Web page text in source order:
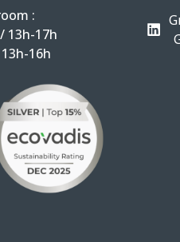
:
13h-17h
16h
Le
&